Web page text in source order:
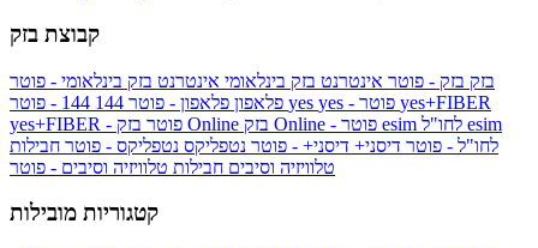
קבוצת בזק
בזק בזק - פוטר אינטרנט בזק בינלאומי אינטרנט בזק בינלאומי - פוטר
פלאפון פלאפון - פוטר 144 yes
yes+FIBER
yes+FIBER - פוטר בזק Online
esim
לחו"ל - פוטר דיסני+ דיסני+ - פוטר נטפליקס נטפליקס - פוטר חבילות
טלוויזיה וסיבים חבילות טלוויזיה וסיבים - פוטר
קטגוריות מובילות